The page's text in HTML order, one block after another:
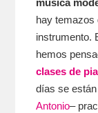
música
hay temazos
instrumento.
hemos
clases de
días se
Antonio–